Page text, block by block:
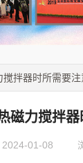
拌器时所需要注
磁力搅拌
2024-01-08